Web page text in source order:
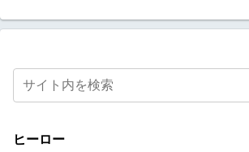
ヒーロー